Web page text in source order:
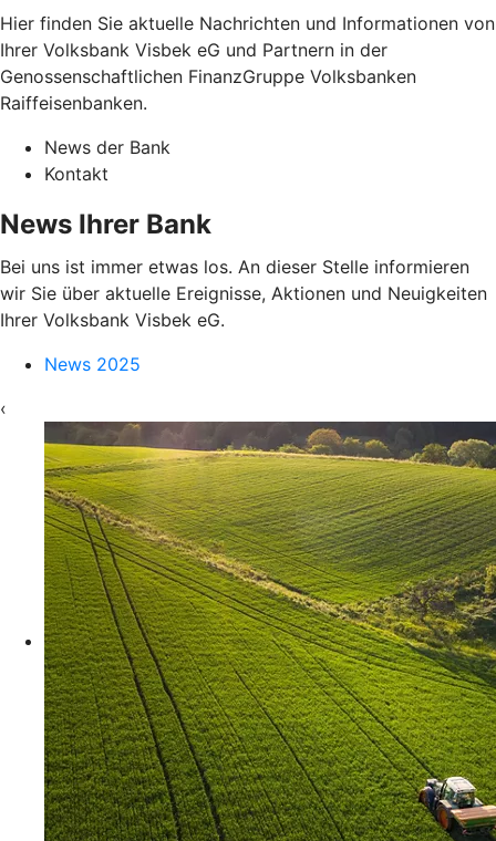
Hier finden Sie aktuelle Nachrichten und Informationen von
Ihrer Volksbank Visbek eG und Partnern in der
Genossenschaftlichen FinanzGruppe Volksbanken
Raiffeisenbanken.
News der Bank
Kontakt
News Ihrer Bank
Bei uns ist immer etwas los. An dieser Stelle informieren
wir Sie über aktuelle Ereignisse, Aktionen und Neuigkeiten
Ihrer Volksbank Visbek eG.
News 2025
‹